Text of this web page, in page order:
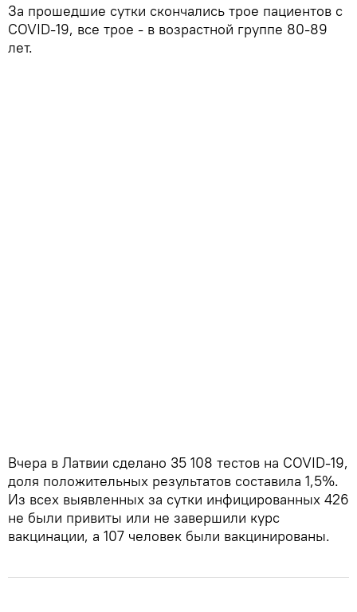
За прошедшие сутки скончались трое пациентов с
COVID-19, все трое - в возрастной группе 80-89
лет.
Вчера в Латвии сделано 35 108 тестов на COVID-19,
доля положительных результатов составила 1,5%.
Из всех выявленных за сутки инфицированных 426
не были привиты или не завершили курс
вакцинации, а 107 человек были вакцинированы.